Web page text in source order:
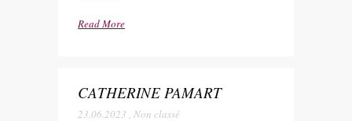
Read More
CATHERINE PAMART
23.06.2023 , Non classé